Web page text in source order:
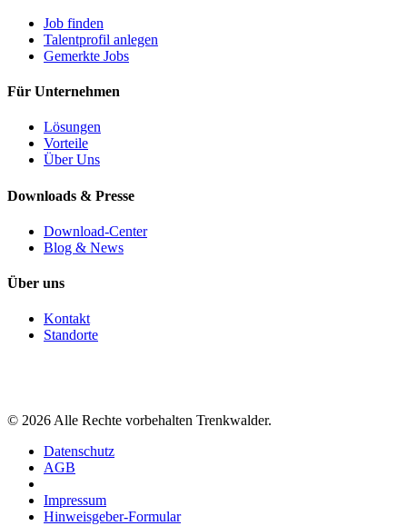
Job finden
Talentprofil anlegen
Gemerkte Jobs
Für Unternehmen
Lösungen
Vorteile
Über Uns
Downloads & Presse
Download-Center
Blog & News
Über uns
Kontakt
Standorte
© 2026 Alle Rechte vorbehalten Trenkwalder.
Datenschutz
AGB
Impressum
Hinweisgeber-Formular